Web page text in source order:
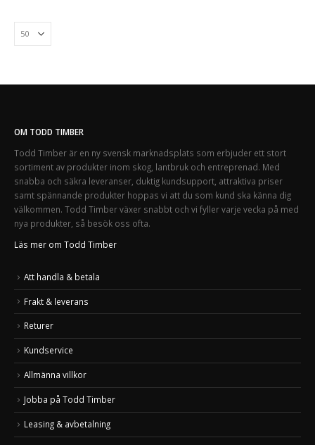
OM TODD TIMBER
Todd Timber är en ny svensk marknadsplats som erbjuder ett stort
sortiment av produkter inom skog, lantbruk och entreprenad. Med
snabba och säkra leveranser, duktig kundsupport, attraktiva priser
samt spännande produkter hoppas vi att du som kund ska känna dig
välkommen. Todd Timber växer snabbt och vi fyller varje vecka på med
nya produkter, så besök oss ofta.
Läs mer om Todd Timber
Att handla & betala
Frakt & leverans
Returer
Kundservice
Allmänna villkor
Jobba på Todd Timber
Leasing & avbetalning